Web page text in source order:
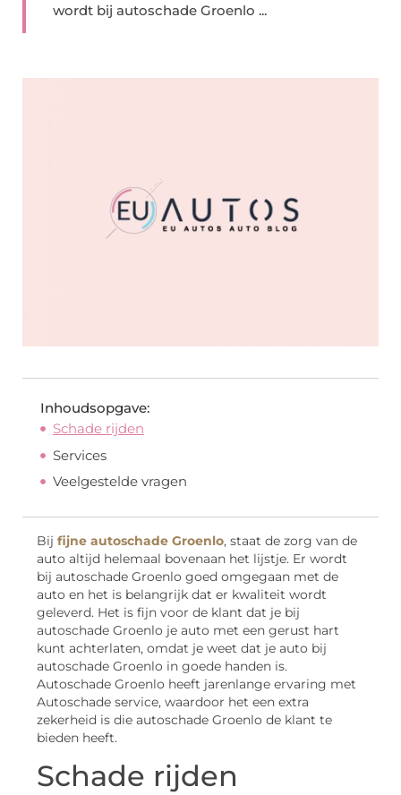
wordt bij autoschade Groenlo ...
Inhoudsopgave:
Schade rijden
Services
Veelgestelde vragen
Bij fijne autoschade Groenlo, staat de zorg van de
auto altijd helemaal bovenaan het lijstje. Er wordt
bij autoschade Groenlo goed omgegaan met de
auto en het is belangrijk dat er kwaliteit wordt
geleverd. Het is fijn voor de klant dat je bij
autoschade Groenlo je auto met een gerust hart
kunt achterlaten, omdat je weet dat je auto bij
autoschade Groenlo in goede handen is.
Autoschade Groenlo heeft jarenlange ervaring met
Autoschade service, waardoor het een extra
zekerheid is die autoschade Groenlo de klant te
bieden heeft.
Schade rijden